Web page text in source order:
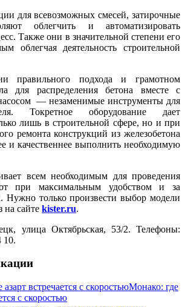
для всевозможных смесей, затирочные
облегчить и автоматизировать
Также они в значительной степени его
облегчая деятельность строительной
правильного подхода и грамотном
для распределения бетона вместе с
— незаменимые инструменты для
Токретное оборудование дает
лишь в строительной сфере, но и при
ремонта конструкций из железобетона
и качественнее выполнить необходимую
всем необходимым для проведения
при максимальным удобством и за
Нужно только произвести выбор модели
на сайте kister.ru.
улица Октябрьская, 53/2. Телефоны:
10.
Монако: где
с скоростью